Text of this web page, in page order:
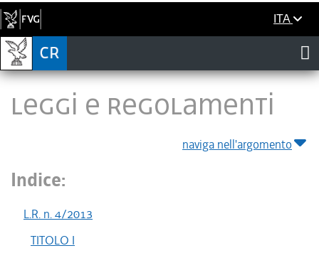
ITA
LEGGI E REGOLAMENTI
naviga nell'argomento
Indice:
L.R. n. 4/2013
TITOLO I